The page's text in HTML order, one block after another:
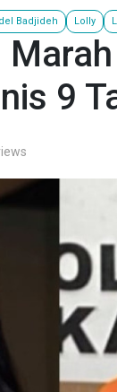
Badjideh Lolly
9